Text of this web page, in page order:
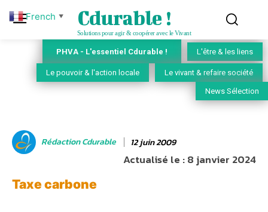
Cdurable !
Solutions pour agir & coopérer avec le Vivant
PHVA - L'essentiel Cdurable ! L'être & les liens
Le pouvoir & l'action locale Le vivant & refaire société
News Sélection
Rédaction Cdurable 12 juin 2009
Actualisé le :8 janvier 2024
Taxe carbone
French ▼